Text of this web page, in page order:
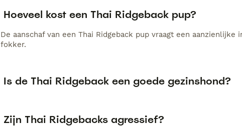
Hoeveel kost een Thai Ridgeback pup?
De aanschaf van een Thai Ridgeback pup vraagt een
fokker.
Is de Thai Ridgeback een goede gezinshond?
Zijn Thai Ridgebacks agressief?